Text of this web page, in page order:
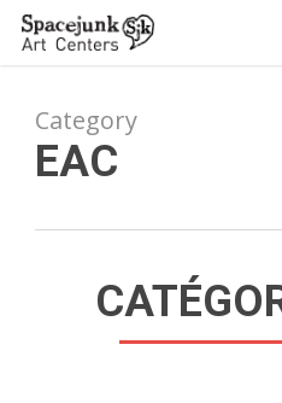
Skip
contentCategory
EAC